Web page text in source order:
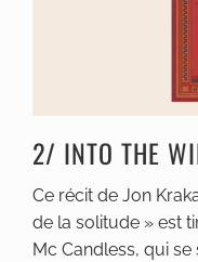
2/ INTO THE
Ce récit de Jon
de la solitude » est
Mc Candless, qui